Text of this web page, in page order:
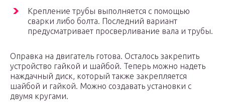
Крепление трубы выполняется с помощью
сварки либо болта. Последний вариант
предусматривает просверливание вала и трубы.
Оправка на двигатель готова. Осталось закрепить
устройство гайкой и шайбой. Теперь можно надеть
наждачный диск, который также закрепляется
шайбой и гайкой. Можно создавать установки с
двумя кругами.